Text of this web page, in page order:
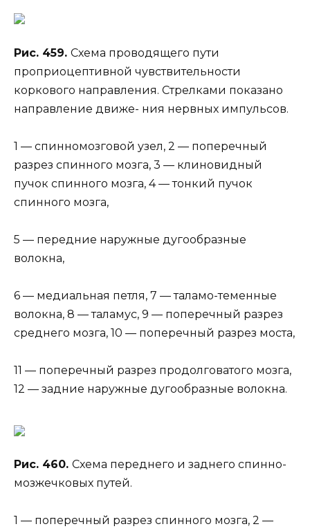
Рис. 459. Схема проводящего пути
проприоцептивной чувствительности
коркового направления. Стрелками показано
направление движе- ния нервных импульсов.
1 — спинномозговой узел, 2 — поперечный
разрез спинного мозга, 3 — клиновидный
пучок спинного мозга, 4 — тонкий пучок
спинного мозга,
5 — передние наружные дугообразные
волокна,
6 — медиальная петля, 7 — таламо-теменные
волокна, 8 — таламус, 9 — поперечный разрез
среднего мозга, 10 — поперечный разрез моста,
11 — поперечный разрез продолговатого мозга,
12 — задние наружные дугообразные волокна.
Рис. 460. Схема переднего и заднего спинно-
мозжечковых путей.
1 — поперечный разрез спинного мозга, 2 —